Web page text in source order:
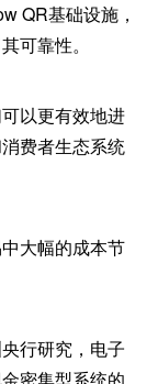
QR基础设施，
可靠性。
以更有效地进
费者生态系统
大幅的成本节
行研究，电子